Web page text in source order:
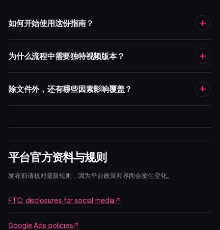
如何开始使用这份指南？
为什么流程中需要独特视频版本？
除文件外，还有哪些因素影响覆盖？
平台官方资料与规则
发布前请核对最新规则，因为平台政策和界面会发生变化。
FTC: disclosures for social media
Google Ads policies